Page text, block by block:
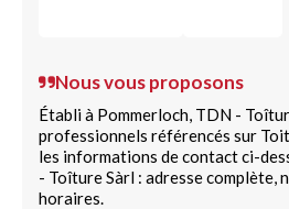
Nous vous proposons
Établi à Pommerloch, TDN -
professionnels référencés sur
les informations de contact ci-
- Toîture Sàrl : adresse complète,
horaires.